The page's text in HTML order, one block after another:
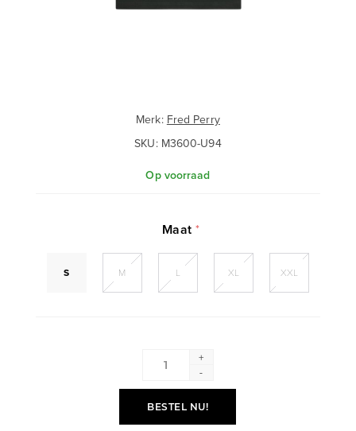
Merk: Fred Perry
SKU: M3600-U94
Op voorraad
Maat*
S M L XL XXL
+
-
BESTEL NU!